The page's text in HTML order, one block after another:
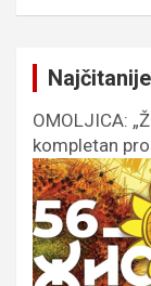
Najčitanije
OMOLJICA:
kompletan